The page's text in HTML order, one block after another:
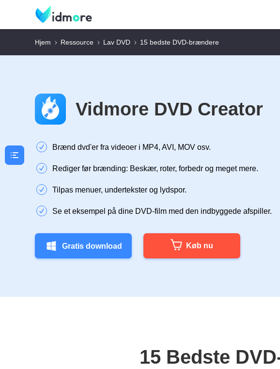
Hjem Ressource Lav DVD 15 bedste DVD-brændere
Vidmore DVD Creator
Brænd dvd'er fra videoer i MP4, AVI, MOV osv.
Rediger før brænding: Beskær, roter, forbedr og meget mere.
Tilpas menuer, undertekster og lydspor.
Se et eksempel på dine DVD-film med den indbyggede afspiller.
Gratis download Køb nu
15 Bedste